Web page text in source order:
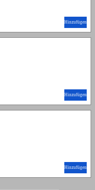
Hinzufügen
Hinzufügen
Hinzufügen